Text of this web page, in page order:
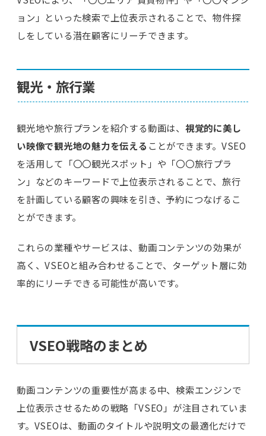
ョン」といった検索で上位表示されることで、物件探
しをしている潜在顧客にリーチできます。
観光・旅行業
観光地や旅行プランを紹介する動画は、 視覚的に美し
い映像で観光地の魅力を伝える ことができます。VSEO
を活用して「〇〇観光スポット」や「〇〇旅行プラ
ン」などのキーワードで上位表示されることで、旅行
を計画している顧客の興味を引き、予約につなげるこ
とができます。
これらの業種やサービスは、動画コンテンツの効果が
高く、VSEOと組み合わせることで、ターゲット層に効
率的にリーチできる可能性が高いです。
VSEO戦略のまとめ
動画コンテンツの重要性が高まる中、検索エンジンで
上位表示させるための戦略「VSEO」が注目されていま
す。VSEOは、動画のタイトルや説明文の最適化だけで